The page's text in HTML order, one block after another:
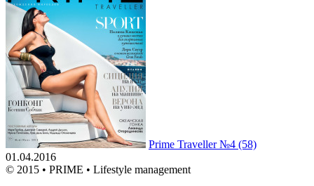
Prime Traveller №4 (58)
01.04.2016
© 2015 • PRIME • Lifestyle management